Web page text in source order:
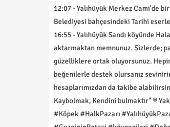
12:07 - Yalıhüyük Merkez Cami'de
Belediyesi bahçesindeki Tarihi
16:55 - Yalıhüyük Sandı köyünde
aktarmaktan memnunuz. Sizlerde;
güzelliklere ortak oluyorsunuz.
beğenilerle destek olursanız
hesaplarımızdan da takibe
Kaybolmak, Kendini bulmaktır" ®
#Köpek #HalkPazarı